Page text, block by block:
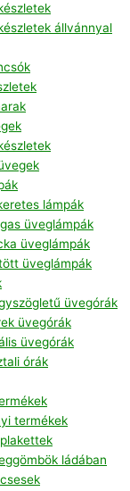
állvánnyal
lámpák
üveglámpák
üveglámpák
üveglámpák
üvegórák
üvegórák
üvegórák
órák
termékek
ládában